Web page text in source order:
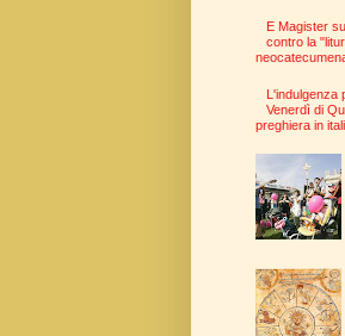
E Magister
contro la
L'indulgenza
Venerdì di
preghiera in